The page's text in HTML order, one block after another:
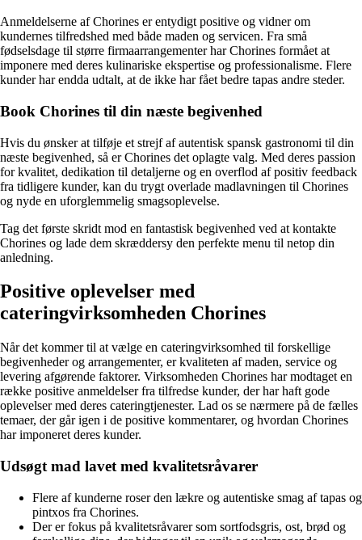
Anmeldelserne af Chorines er entydigt positive og vidner om
kundernes tilfredshed med både maden og servicen. Fra små
fødselsdage til større firmaarrangementer har Chorines formået at
imponere med deres kulinariske ekspertise og professionalisme. Flere
kunder har endda udtalt, at de ikke har fået bedre tapas andre steder.
Book Chorines til din næste begivenhed
Hvis du ønsker at tilføje et strejf af autentisk spansk gastronomi til din
næste begivenhed, så er Chorines det oplagte valg. Med deres passion
for kvalitet, dedikation til detaljerne og en overflod af positiv feedback
fra tidligere kunder, kan du trygt overlade madlavningen til Chorines
og nyde en uforglemmelig smagsoplevelse.
Tag det første skridt mod en fantastisk begivenhed ved at kontakte
Chorines og lade dem skræddersy den perfekte menu til netop din
anledning.
Positive oplevelser med
cateringvirksomheden Chorines
Når det kommer til at vælge en cateringvirksomhed til forskellige
begivenheder og arrangementer, er kvaliteten af maden, service og
levering afgørende faktorer. Virksomheden Chorines har modtaget en
række positive anmeldelser fra tilfredse kunder, der har haft gode
oplevelser med deres cateringtjenester. Lad os se nærmere på de fælles
temaer, der går igen i de positive kommentarer, og hvordan Chorines
har imponeret deres kunder.
Udsøgt mad lavet med kvalitetsråvarer
Flere af kunderne roser den lækre og autentiske smag af tapas og
pintxos fra Chorines.
Der er fokus på kvalitetsråvarer som sortfodsgris, ost, brød og